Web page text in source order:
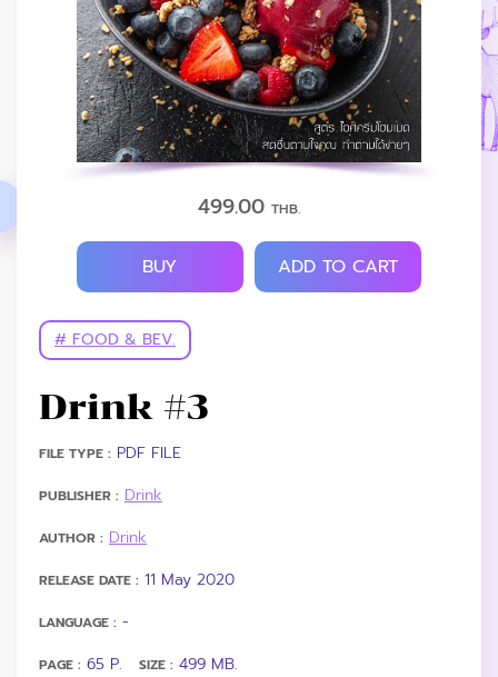
499.00 THB.
BUY ADD TO CART
# FOOD & BEV.
Drink #3
FILE TYPE : PDF FILE
PUBLISHER : Drink
AUTHOR : Drink
RELEASE DATE : 11 May 2020
LANGUAGE : -
PAGE : 65 P. SIZE : 499 MB.